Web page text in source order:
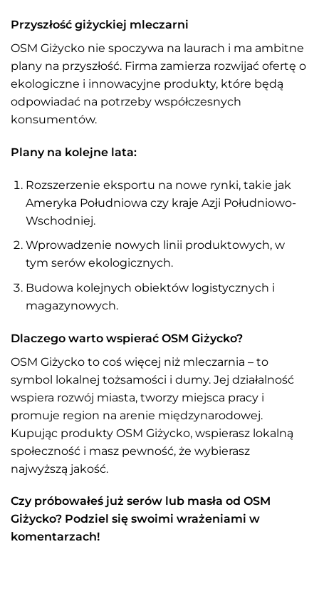
Przyszłość giżyckiej mleczarni
OSM Giżycko nie spoczywa na laurach i ma ambitne
plany na przyszłość. Firma zamierza rozwijać ofertę o
ekologiczne i innowacyjne produkty, które będą
odpowiadać na potrzeby współczesnych
konsumentów.
Plany na kolejne lata:
Rozszerzenie eksportu na nowe rynki, takie jak
Ameryka Południowa czy kraje Azji Południowo-
Wschodniej.
Wprowadzenie nowych linii produktowych, w
tym serów ekologicznych.
Budowa kolejnych obiektów logistycznych i
magazynowych.
Dlaczego warto wspierać OSM Giżycko?
OSM Giżycko to coś więcej niż mleczarnia – to
symbol lokalnej tożsamości i dumy. Jej działalność
wspiera rozwój miasta, tworzy miejsca pracy i
promuje region na arenie międzynarodowej.
Kupując produkty OSM Giżycko, wspierasz lokalną
społeczność i masz pewność, że wybierasz
najwyższą jakość.
Czy próbowałeś już serów lub masła od OSM
Giżycko? Podziel się swoimi wrażeniami w
komentarzach!